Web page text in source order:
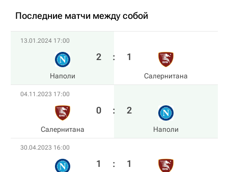
Последние матчи между собой
13.01.2024 17:00
Наполи
2 : 1
Салернитана
04.11.2023 17:00
Салернитана
0 : 2
Наполи
30.04.2023 16:00
1 : 1